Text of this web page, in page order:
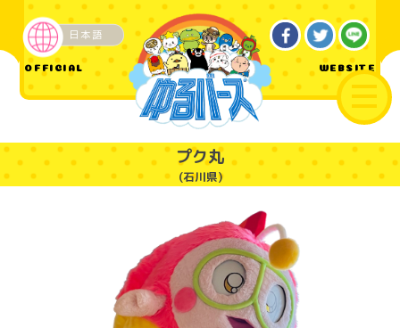
OFFICIAL WEBSITE
日本語
ご当地
プク丸
(石川県)